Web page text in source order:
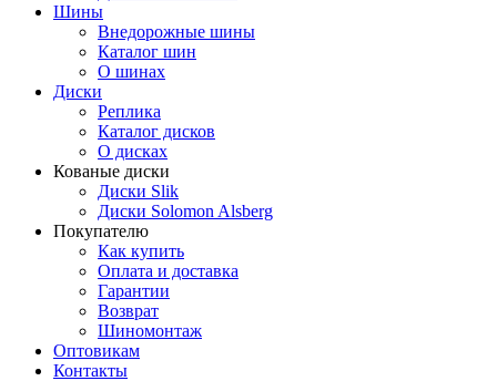
Шины
Внедорожные шины
Каталог шин
О шинах
Диски
Реплика
Каталог дисков
О дисках
Кованые диски
Диски Slik
Диски Solomon Alsberg
Покупателю
Как купить
Оплата и доставка
Гарантии
Возврат
Шиномонтаж
Оптовикам
Контакты